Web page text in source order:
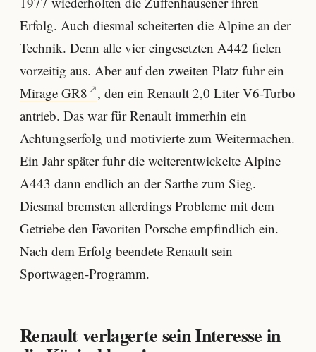
Erfolg. Auch diesmal scheiterten die Alpine an der
Technik. Denn alle vier eingesetzten A442 fielen
vorzeitig aus. Aber auf den zweiten Platz fuhr ein
Mirage GR8
, den ein Renault 2,0 Liter V6-Turbo
antrieb. Das war für Renault immerhin ein
Achtungserfolg und motivierte zum Weitermachen.
Ein Jahr später fuhr die weiterentwickelte Alpine
A443 dann endlich an der Sarthe zum Sieg.
Diesmal bremsten allerdings Probleme mit dem
Getriebe den Favoriten Porsche empfindlich ein.
Nach dem Erfolg beendete Renault sein
Sportwagen-Programm.
Renault verlagerte sein Interesse in